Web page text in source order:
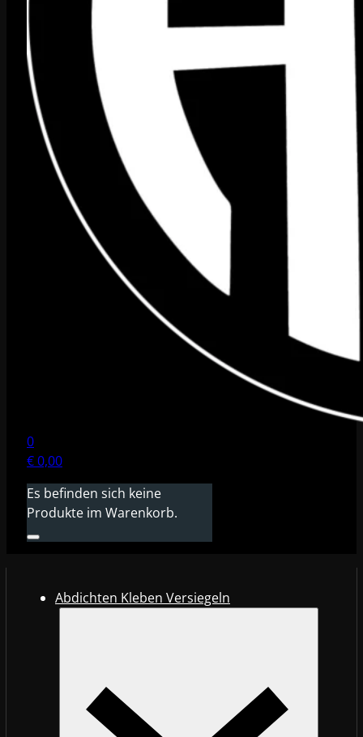
0
€0,00
Es befinden sich keine
Produkte im Warenkorb.
Abdichten Kleben Versiegeln